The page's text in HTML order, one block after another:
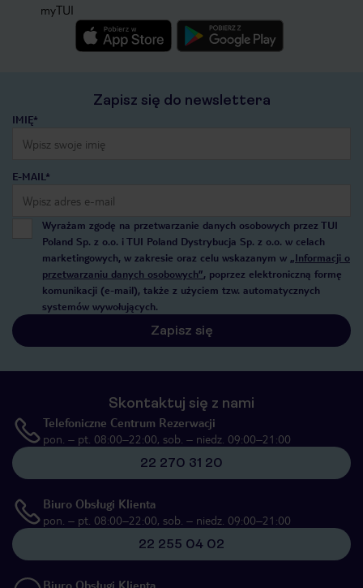
myTUI
Zapisz się do newslettera
IMIĘ*
E-MAIL*
Wyrażam zgodę na przetwarzanie danych osobowych przez TUI
Poland Sp. z o.o. i TUI Poland Dystrybucja Sp. z o.o. w celach
marketingowych, w zakresie oraz celu wskazanym w „Informacji o
przetwarzaniu danych osobowych”, poprzez elektroniczną formę
komunikacji (e-mail), także z użyciem tzw. automatycznych
systemów wywołujących.
Zapisz się
Skontaktuj się z nami
Telefoniczne Centrum Rezerwacji
pon. – pt. 08:00–22:00, sob. – niedz. 09:00–21:00
22 270 31 20
Biuro Obsługi Klienta
pon. – pt. 08:00–22:00, sob. – niedz. 09:00–21:00
22 255 04 02
Biuro Obsługi Klienta